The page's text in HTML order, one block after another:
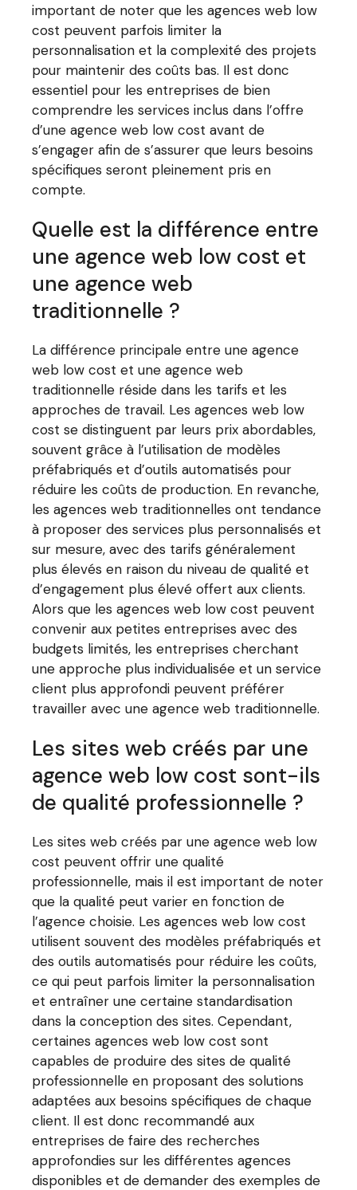
important de noter que les agences web low
cost peuvent parfois limiter la
personnalisation et la complexité des projets
pour maintenir des coûts bas. Il est donc
essentiel pour les entreprises de bien
comprendre les services inclus dans l’offre
d’une agence web low cost avant de
s’engager afin de s’assurer que leurs besoins
spécifiques seront pleinement pris en
compte.
Quelle est la différence entre
une agence web low cost et
une agence web
traditionnelle ?
La différence principale entre une agence
web low cost et une agence web
traditionnelle réside dans les tarifs et les
approches de travail. Les agences web low
cost se distinguent par leurs prix abordables,
souvent grâce à l’utilisation de modèles
préfabriqués et d’outils automatisés pour
réduire les coûts de production. En revanche,
les agences web traditionnelles ont tendance
à proposer des services plus personnalisés et
sur mesure, avec des tarifs généralement
plus élevés en raison du niveau de qualité et
d’engagement plus élevé offert aux clients.
Alors que les agences web low cost peuvent
convenir aux petites entreprises avec des
budgets limités, les entreprises cherchant
une approche plus individualisée et un service
client plus approfondi peuvent préférer
travailler avec une agence web traditionnelle.
Les sites web créés par une
agence web low cost sont-ils
de qualité professionnelle ?
Les sites web créés par une agence web low
cost peuvent offrir une qualité
professionnelle, mais il est important de noter
que la qualité peut varier en fonction de
l’agence choisie. Les agences web low cost
utilisent souvent des modèles préfabriqués et
des outils automatisés pour réduire les coûts,
ce qui peut parfois limiter la personnalisation
et entraîner une certaine standardisation
dans la conception des sites. Cependant,
certaines agences web low cost sont
capables de produire des sites de qualité
professionnelle en proposant des solutions
adaptées aux besoins spécifiques de chaque
client. Il est donc recommandé aux
entreprises de faire des recherches
approfondies sur les différentes agences
disponibles et de demander des exemples de